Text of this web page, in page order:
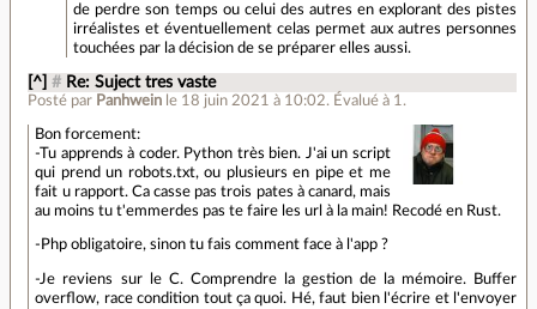
de perdre son temps ou celui des autres en explorant des pistes
irréalistes et éventuellement celas permet aux autres personnes
touchées par la décision de se préparer elles aussi.
[^] # Re: Suject tres vaste
Posté par Panhwein le 18 juin 2021 à 10:02. Évalué à 1 .
Bon forcement:
-Tu apprends à coder. Python très bien. J'ai un script
qui prend un robots.txt, ou plusieurs en pipe et me
fait u rapport. Ca casse pas trois pates à canard, mais
au moins tu t'emmerdes pas te faire les url à la main! Recodé en Rust.
-Php obligatoire, sinon tu fais comment face à l'app ?
-Je reviens sur le C. Comprendre la gestion de la mémoire. Buffer
overflow, race condition tout ça quoi. Hé, faut bien l'écrire et l'envoyer